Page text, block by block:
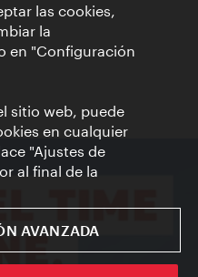
las cookies,
la
en "Configuración
sitio web, puede
en cualquier
"Ajustes de
al final de la
AVANZADA